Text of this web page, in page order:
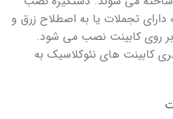
تجملات یا به اصطلاح زرق و
بر روی کابینت نصب می شود.
کابینت­ های نئوکلاسیک به